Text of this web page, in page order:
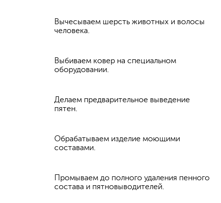
Вычесываем шерсть животных и волосы
человека.
Выбиваем ковер на специальном
оборудовании.
Делаем предварительное выведение
пятен.
Обрабатываем изделие моющими
составами.
Промываем до полного удаления пенного
состава и пятновыводителей.